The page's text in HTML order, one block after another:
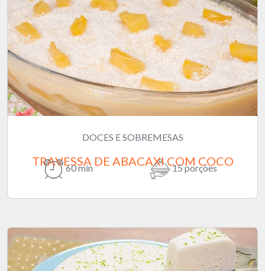
DOCES E SOBREMESAS
TRAVESSA DE ABACAXI COM COCO
60 min 15 porções